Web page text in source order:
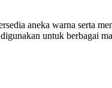
aneka warna serta
untuk berbagai